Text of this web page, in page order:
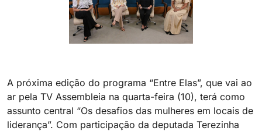
A próxima edição do programa “Entre Elas”, que vai ao
ar pela TV Assembleia na quarta-feira (10), terá como
assunto central “Os desafios das mulheres em locais de
liderança”. Com participação da deputada Terezinha